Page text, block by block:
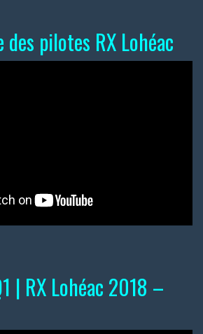
des pilotes RX Lohéac
| RX Lohéac 2018 –